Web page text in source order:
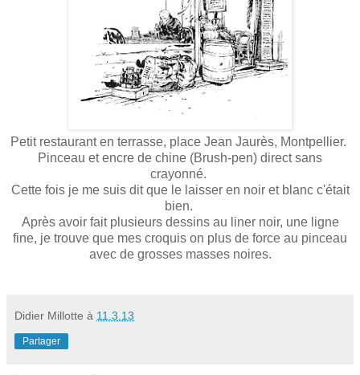
Petit restaurant en terrasse, place Jean Jaurès, Montpellier.
Pinceau et encre de chine (Brush-pen) direct sans
crayonné.
Cette fois je me suis dit que le laisser en noir et blanc c'était
bien.
Après avoir fait plusieurs dessins au liner noir, une ligne
fine, je trouve que mes croquis on plus de force au pinceau
avec de grosses masses noires.
Didier Millotte à 11.3.13
Partager